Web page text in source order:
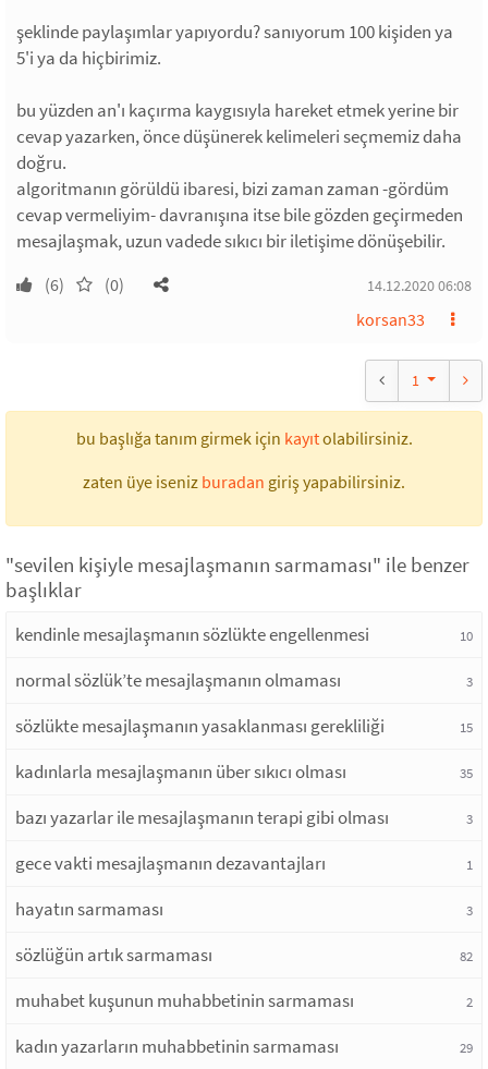
şeklinde paylaşımlar yapıyordu? sanıyorum 100 kişiden ya
5'i ya da hiçbirimiz.
bu yüzden an'ı kaçırma kaygısıyla hareket etmek yerine bir
cevap yazarken, önce düşünerek kelimeleri seçmemiz daha
doğru.
algoritmanın görüldü ibaresi, bizi zaman zaman -gördüm
cevap vermeliyim- davranışına itse bile gözden geçirmeden
mesajlaşmak, uzun vadede sıkıcı bir iletişime dönüşebilir.
(6) (0) 14.12.2020 06:08
korsan33
1
bu başlığa tanım girmek için kayıtolabilirsiniz.
zaten üye iseniz buradan giriş yapabilirsiniz.
"sevilen kişiyle mesajlaşmanın sarmaması" ile benzer
başlıklar
kendinle mesajlaşmanın sözlükte engellenmesi 10
normal sözlük’te mesajlaşmanın olmaması 3
sözlükte mesajlaşmanın yasaklanması gerekliliği 15
kadınlarla mesajlaşmanın über sıkıcı olması 35
bazı yazarlar ile mesajlaşmanın terapi gibi olması 3
gece vakti mesajlaşmanın dezavantajları 1
hayatın sarmaması 3
sözlüğün artık sarmaması 82
muhabet kuşunun muhabbetinin sarmaması 2
kadın yazarların muhabbetinin sarmaması 29